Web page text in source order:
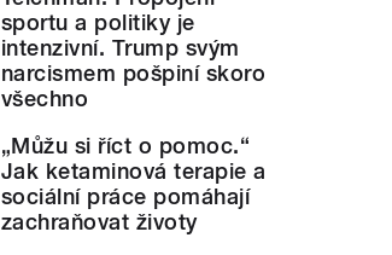
sportu a politiky je
intenzivní. Trump svým
narcismem pošpiní skoro
všechno
„Můžu si říct o pomoc.“
Jak ketaminová terapie a
sociální práce pomáhají
zachraňovat životy